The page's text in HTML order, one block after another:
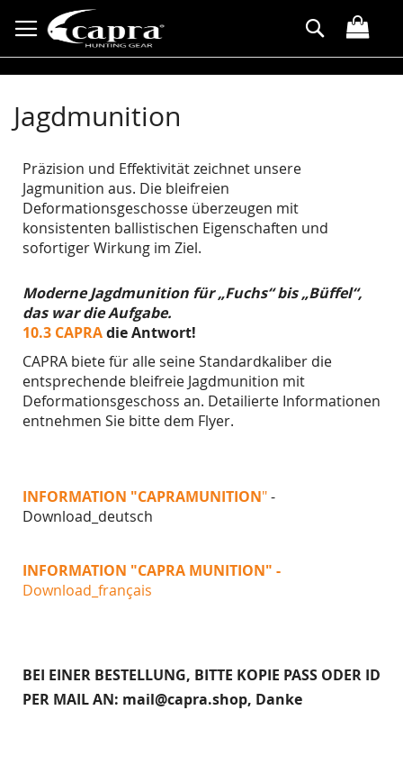
zum
Inhalt
Suche
Jagdmunition
Präzision und Effektivität zeichnet unsere
Jagmunition aus. Die bleifreien
Deformationsgeschosse überzeugen mit
konsistenten ballistischen Eigenschaften und
sofortiger Wirkung im Ziel.
Moderne Jagdmunition für „Fuchs“ bis „Büffel“,
das war die Aufgabe.
10.3 CAPRAdie Antwort!
CAPRA biete für alle seine Standardkaliber die
entsprechende bleifreie Jagdmunition mit
Deformationsgeschoss an. Detailierte Informationen
entnehmen Sie bitte dem Flyer.
INFORMATION "CAPRAMUNITION"-
Download_deutsch
INFORMATION "CAPRA MUNITION" -
Download_français
BEI EINER BESTELLUNG, BITTE KOPIE PASS ODER ID
PER MAIL AN: mail@capra.shop, Danke